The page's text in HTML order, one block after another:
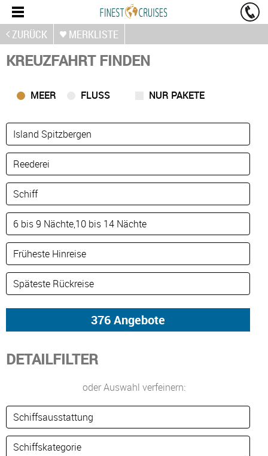
ZURÜCK MERKLISTE
KREUZFAHRT FINDEN
MEER FLUSS NUR PAKETE
DETAILFILTER
oder Auswahl verfeinern: